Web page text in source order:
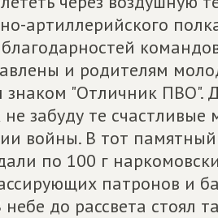
артиллерийского
и родителям
"Отличник ПВО".
забуду те счастливые
войны. В тот памятный
по 100 г
патронов и
до рассвета стоял